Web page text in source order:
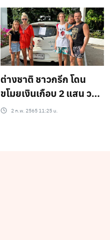
ต่างชาติ ชาวกรีก โดน
ขโมยเงินเกือบ 2 แสน วอน
เอามาคืน และไม่ใช่ครั้ง
2 ก.พ. 2565 11:25 น.